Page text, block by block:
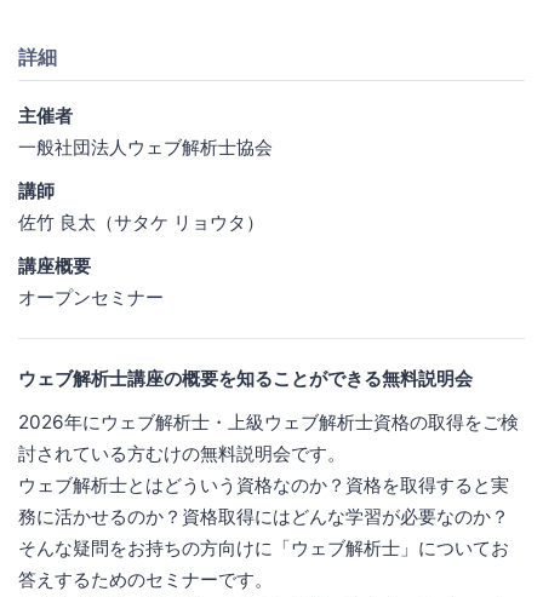
詳細
主催者
一般社団法人ウェブ解析士協会
講師
佐竹 良太（サタケ リョウタ）
講座概要
オープンセミナー
ウェブ解析士講座の概要を知ることができる無料説明会
2026年にウェブ解析士・上級ウェブ解析士資格の取得をご検
討されている方むけの無料説明会です。
ウェブ解析士とはどういう資格なのか？資格を取得すると実
務に活かせるのか？資格取得にはどんな学習が必要なのか？
そんな疑問をお持ちの方向けに「ウェブ解析士」についてお
答えするためのセミナーです。